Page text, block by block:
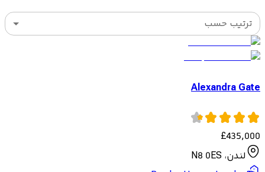
ترتيب حسب
Alexandra Gate
£435,000
لندن، N8 0ES